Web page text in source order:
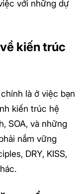
với những dự
kiến trúc
là ở việc bạn
kiến trúc hệ
SOA, và những
nắm vững
DRY, KISS,